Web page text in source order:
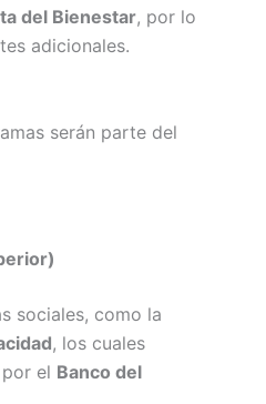
del Bienestar, por lo
adicionales.
serán parte del
sociales, como la
, los cuales
el Banco del